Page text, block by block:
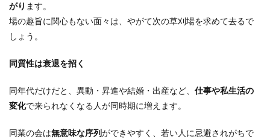
がり ます。
場の趣旨に関心もない面々は、やがて次の草刈場を求めて去るで
しょう。
同質性は衰退を招く
同年代だけだと、異動・昇進や結婚・出産など、 仕事や私生活の
変化で来られなくなる人が同時期に増えます。
同業の会は無意味な序列ができやすく、若い人に忌避されがちで